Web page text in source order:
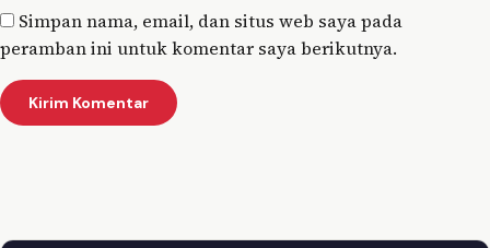
Simpan nama, email, dan situs web saya pada
peramban ini untuk komentar saya berikutnya.